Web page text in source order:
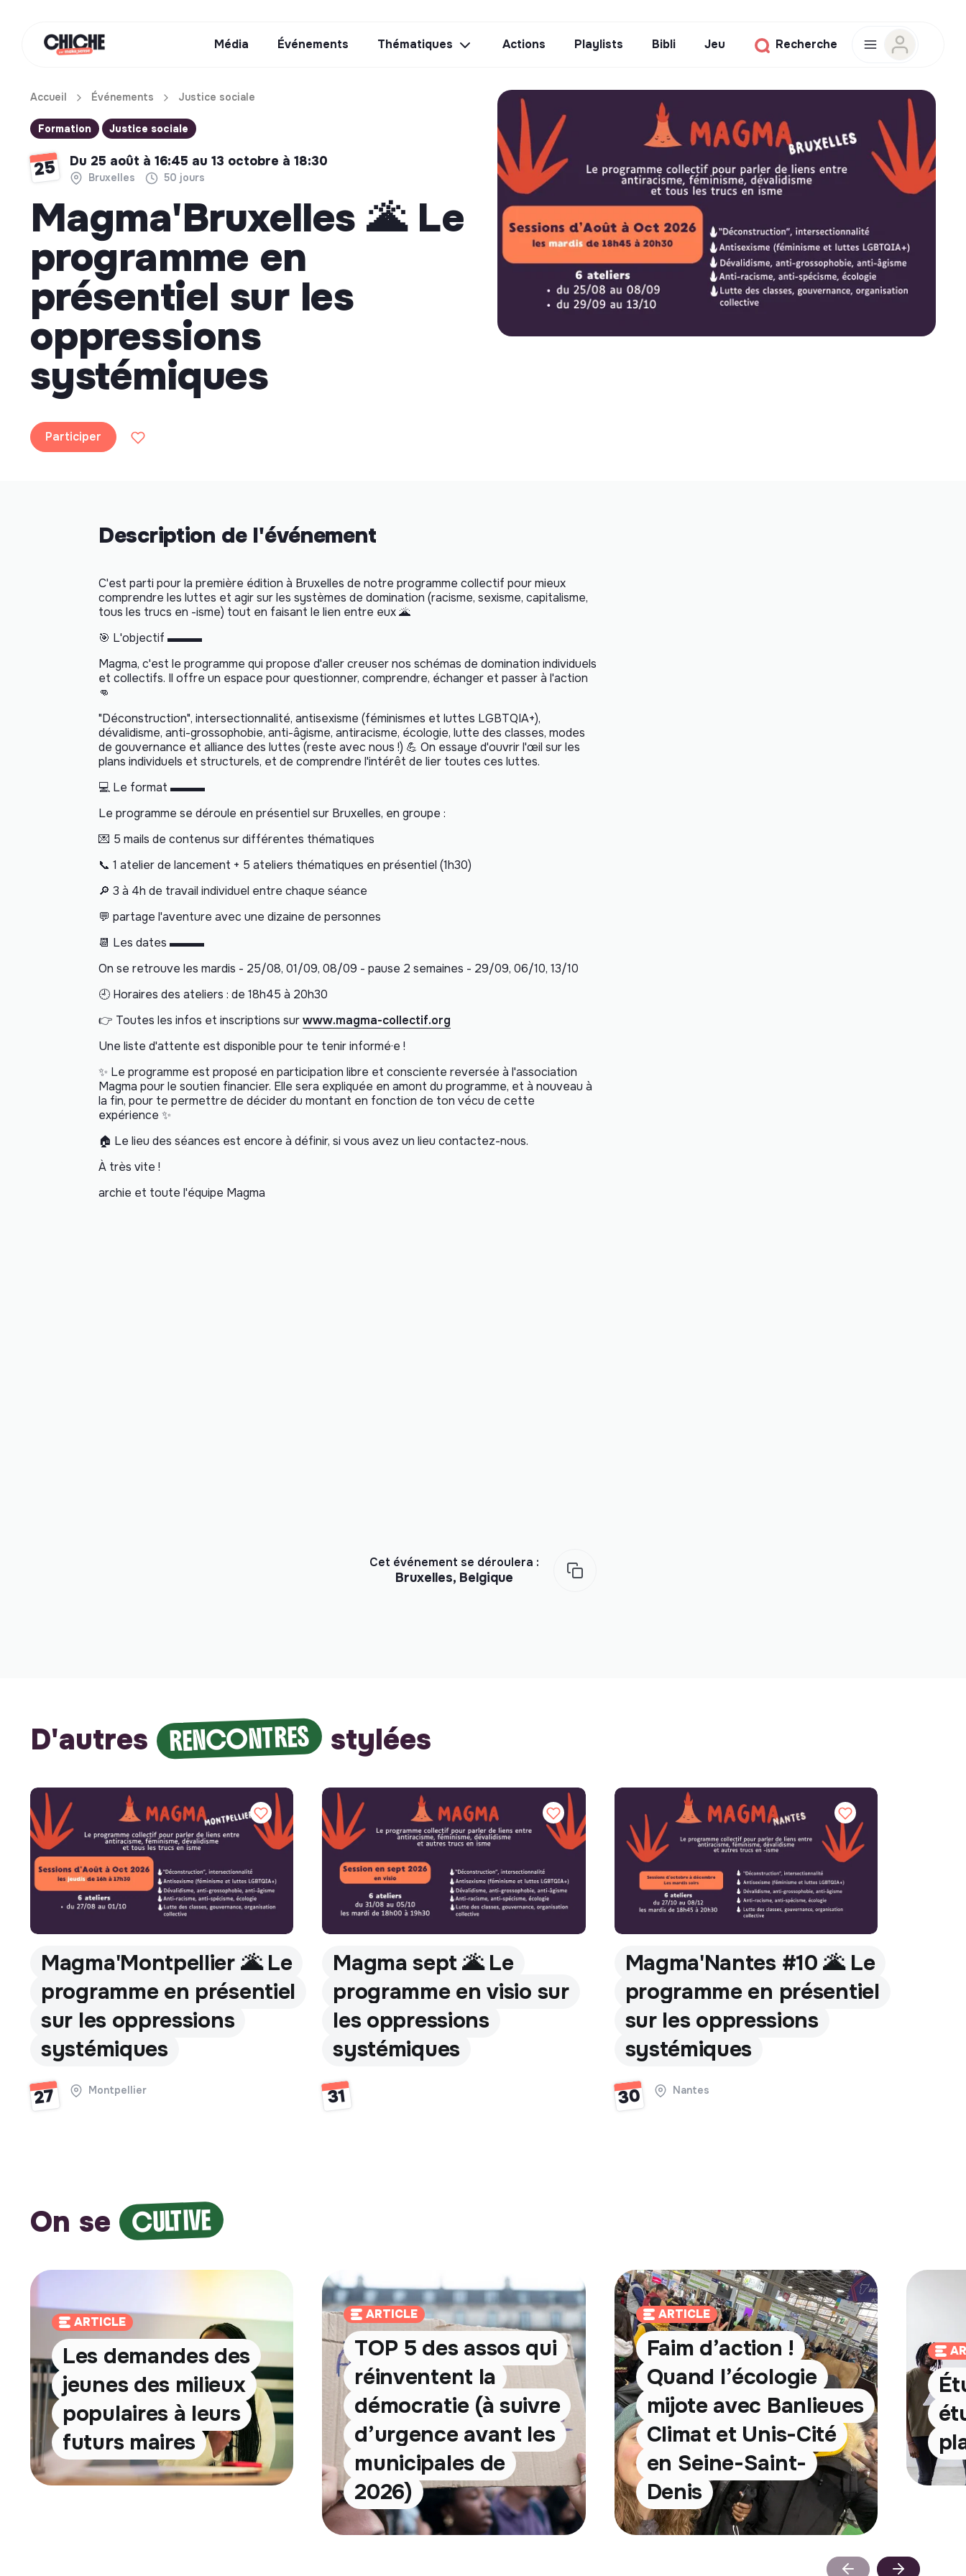
Média Événements Thématiques Actions Playlists Bibli Jeu Recherche
Accueil Événements Justice sociale
Formation Justice sociale
25 Du 25 août à 16:45 au 13 octobre à 18:30
Bruxelles 50 jours
Magma'Bruxelles 🌋 Le
programme en
présentiel sur les
oppressions
systémiques
Participer
Description de l'événement
C'est parti pour la première édition à Bruxelles de notre programme collectif pour mieux
comprendre les luttes et agir sur les systèmes de domination (racisme, sexisme, capitalisme,
tous les trucs en -isme) tout en faisant le lien entre eux 🌋
🎯 L'objectif ▬▬▬
Magma, c'est le programme qui propose d'aller creuser nos schémas de domination individuels
et collectifs. Il offre un espace pour questionner, comprendre, échanger et passer à l'action
👊
"Déconstruction", intersectionnalité, antisexisme (féminismes et luttes LGBTQIA+),
dévalidisme, anti-grossophobie, anti-âgisme, antiracisme, écologie, lutte des classes, modes
de gouvernance et alliance des luttes (reste avec nous !) 💪 On essaye d'ouvrir l'œil sur les
plans individuels et structurels, et de comprendre l'intérêt de lier toutes ces luttes.
💻 Le format ▬▬▬
Le programme se déroule en présentiel sur Bruxelles, en groupe :
💌 5 mails de contenus sur différentes thématiques
📞 1 atelier de lancement + 5 ateliers thématiques en présentiel (1h30)
🔎 3 à 4h de travail individuel entre chaque séance
💬 partage l'aventure avec une dizaine de personnes
📆 Les dates ▬▬▬
On se retrouve les mardis - 25/08, 01/09, 08/09 - pause 2 semaines - 29/09, 06/10, 13/10
🕘 Horaires des ateliers : de 18h45 à 20h30
👉 Toutes les infos et inscriptions surwww.magma-collectif.org
Une liste d'attente est disponible pour te tenir informé·e !
✨ Le programme est proposé en participation libre et consciente reversée à l'association
Magma pour le soutien financier. Elle sera expliquée en amont du programme, et à nouveau à
la fin, pour te permettre de décider du montant en fonction de ton vécu de cette
expérience ✨
🏠 Le lieu des séances est encore à définir, si vous avez un lieu contactez-nous.
À très vite !
archie et toute l'équipe Magma
Cet événement se déroulera :
Bruxelles, Belgique
D'autres RENCONTRES stylées
Magma'Montpellier 🌋 Le
programme en présentiel
sur les oppressions
systémiques
27 Montpellier
Magma sept 🌋 Le
programme en visio sur
les oppressions
systémiques
31
Magma'Nantes #10 🌋 Le
programme en présentiel
sur les oppressions
systémiques
30 Nantes
On se CULTIVE
ARTICLE
Les demandes des
jeunes des milieux
populaires à leurs
futurs maires
ARTICLE
TOP 5 des assos qui
réinventent la
démocratie (à suivre
d’urgence avant les
municipales de
2026)
ARTICLE
Faim d’action !
Quand l’écologie
mijote avec Banlieues
Climat et Unis-Cité
en Seine-Saint-
Denis